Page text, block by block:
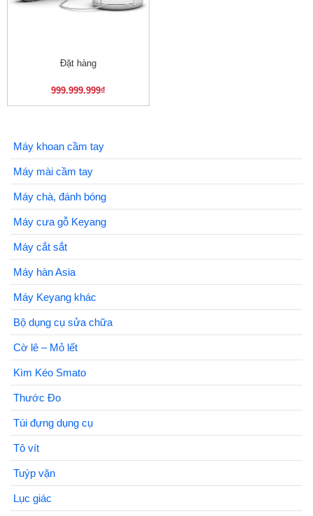
Đặt hàng
999.999.999₫
Máy khoan cầm tay
Máy mài cầm tay
Máy chà, đánh bóng
Máy cưa gỗ Keyang
Máy cắt sắt
Máy hàn Asia
Máy Keyang khác
Bộ dụng cụ sửa chữa
Cờ lê – Mỏ lết
Kìm Kéo Smato
Thước Đo
Túi đựng dụng cụ
Tô vít
Tuýp vặn
Lục giác